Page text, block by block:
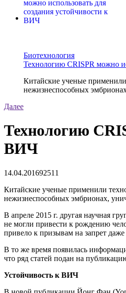
Биотехнология
Технологию CRISPR можно
Китайские ученые
нежизнеспособных
Далее
Технологию
ВИЧ
14.04.20169251 1
Китайские ученые применили
нежизнеспособных эмбрионах,
В апреле 2015 г. другая научная
не могли привести к рождению
привело к призывам на запрет
В то же время появилась
что ряд статей подан на
Устойчивость к ВИЧ